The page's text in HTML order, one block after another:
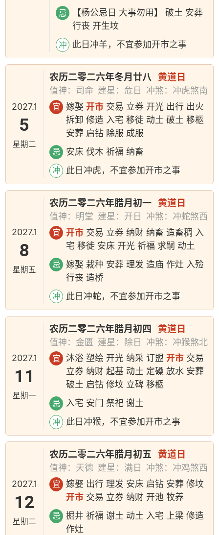
忌
【杨公忌日 大事勿用】 破土 安葬
行丧 开生坟
冲 此日冲羊，不宜参加开市之事
2027.1
5
星期二
农历二零二六年冬月廿八 黄道日
值神：司命 建星：危日 冲煞：冲虎煞南
宜 嫁娶开市 交易 立券 开光 出行 出火
拆卸 修造 入宅 移徙 动土 破土 移柩
安葬 启钻 除服 成服
忌 安床 伐木 祈福 纳畜
冲 此日冲虎，不宜参加开市之事
2027.1
8
星期五
农历二零二六年腊月初一 黄道日
值神：明堂 建星：开日 冲煞：冲蛇煞西
宜 开市 交易 立券 纳财 纳畜 造畜稠 入
宅 移徙 安床 开光 祈福 求嗣 动土
忌
嫁娶 栽种 安葬 理发 造庙 作灶 入殓
行丧 造桥
冲 此日冲蛇，不宜参加开市之事
2027.1
11
星期一
农历二零二六年腊月初四 黄道日
值神：金匮 建星：除日 冲煞：冲猴煞北
宜 沐浴 塑绘 开光 纳采 订盟开市 交易
立券 纳财 起基 动土 定磉 放水 安葬
破土 启钻 修坟 立碑 移柩
忌 入宅 安门 祭祀 谢土
冲 此日冲猴，不宜参加开市之事
2027.1
12
星期二
农历二零二六年腊月初五 黄道日
值神：天德 建星：满日 冲煞：冲鸡煞西
宜
嫁娶 出行 理发 安床 启钻 安葬 修坟
开市 交易 立券 纳财 开池 牧养
忌
掘井 祈福 谢土 动土 入宅 上梁 修造
作灶